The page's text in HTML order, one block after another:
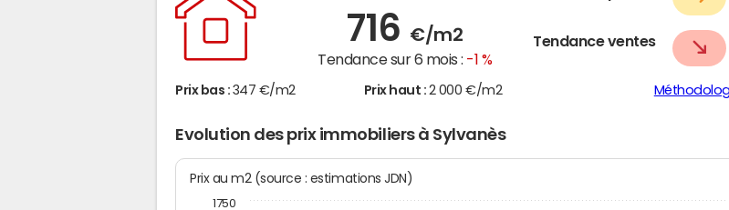
716 €/m2
Tendance sur 6 mois : -1 %
Tendance ventes
Prix bas : 347 €/m2 Prix haut : 2 000 €/m2
Evolution des prix immobiliers à Sylvanès
Prix au m2 (source : estimations JDN)
1750